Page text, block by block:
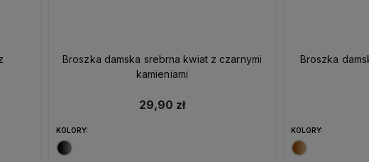
Broszka damska srebrna kwiat z czarnymi
kamieniami
29,90 zł
KOLORY:
Broszka
KOLORY: